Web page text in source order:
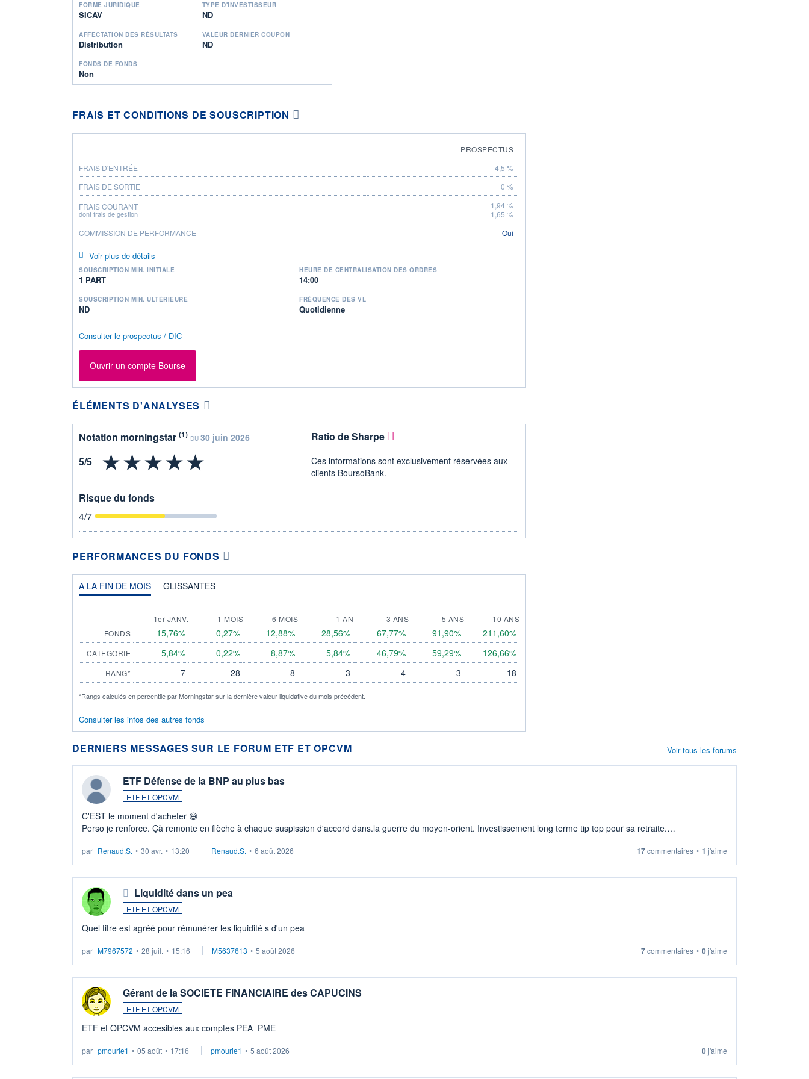
FORME JURIDIQUE
SICAV
TYPE D'INVESTISSEUR
ND
AFFECTATION DES RÉSULTATS
Distribution
VALEUR DERNIER COUPON
ND
FONDS DE FONDS
Non
FRAIS ET CONDITIONS DE SOUSCRIPTION
PROSPECTUS
FRAIS D'ENTRÉE
4,5 %
FRAIS DE SORTIE
0 %
FRAIS COURANT
dont frais de gestion
1,94 %
1,65 %
COMMISSION DE PERFORMANCE
Oui
Voir plus de détails
SOUSCRIPTION MIN. INITIALE
1 PART
HEURE DE CENTRALISATION DES ORDRES
14:00
SOUSCRIPTION MIN. ULTÉRIEURE
ND
FRÉQUENCE DES VL
Quotidienne
Consulter le prospectus / DIC
Ouvrir un compte Bourse
ÉLÉMENTS D'ANALYSES
Notation morningstar (1) DU 30 juin 2026
Risque du fonds
4/7
Ratio de Sharpe
Ces informations sont exclusivement réservées aux
clients BoursoBank.
PERFORMANCES DU FONDS
A LA FIN DE MOIS GLISSANTES
1er JANV. 1 MOIS 6 MOIS 1 AN 3 ANS 5 ANS
10 ANS
FONDS
15,76% 0,27% 12,88% 28,56% 67,77% 91,90% 211,60%
CATEGORIE 5,84% 0,22% 8,87% 5,84% 46,79% 59,29% 126,66%
RANG* 7 28 8 3 4 3 18
*Rangs calculés en percentile par Morningstar sur la dernière valeur liquidative du mois précédent.
Consulter les infos des autres fonds
DERNIERS MESSAGES SUR LE FORUM ETF ET OPCVM
ETF Défense de la BNP au plus bas
ETF ET OPCVM
C'EST le moment d'acheter 😄​
Perso je renforce. Çà remonte en flèche à chaque suspission d'accord dans.la guerre du moyen-orient. Investissement long terme tip top pour sa retraite.
par Renaud.S. • 30 avr. • 13:20 Renaud.S. • 6 août 2026 17commentaires • 1 j'aime
Liquidité dans un pea
ETF ET OPCVM
Quel titre est agréé pour rémunérer les liquidité s d'un pea
par M7967572 • 28 juil. • 15:16 M5637613 • 5 août 2026 7commentaires • 0j'aime
Gérant de la SOCIETE FINANCIAIRE des CAPUCINS
ETF ET OPCVM
ETF et OPCVM accesibles aux comptes PEA_PME
par pmourie1 • 05 août • 17:16 pmourie1 • 5 août 2026 0j'aime
Voir tous les forums